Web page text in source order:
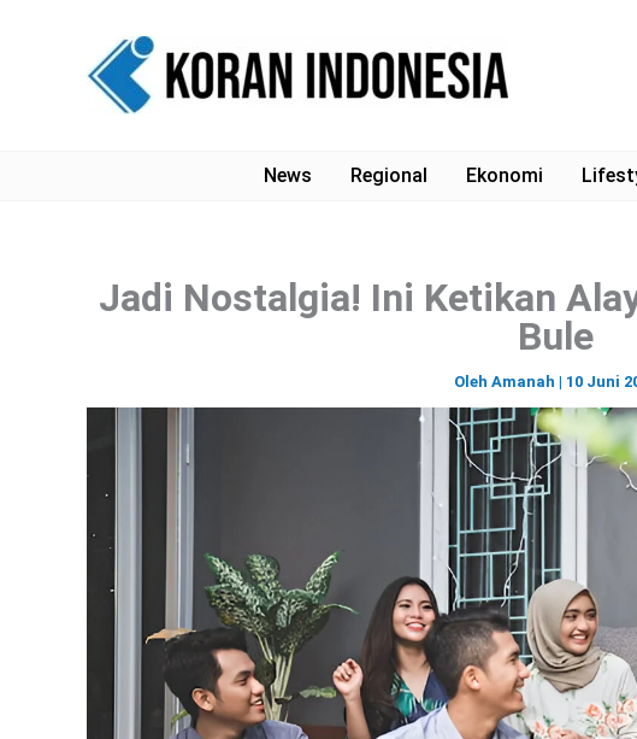
News Regional Ekonomi
Jadi Nostalgia! Ini Ketikan
Bule
Oleh Amanah | 10 Juni